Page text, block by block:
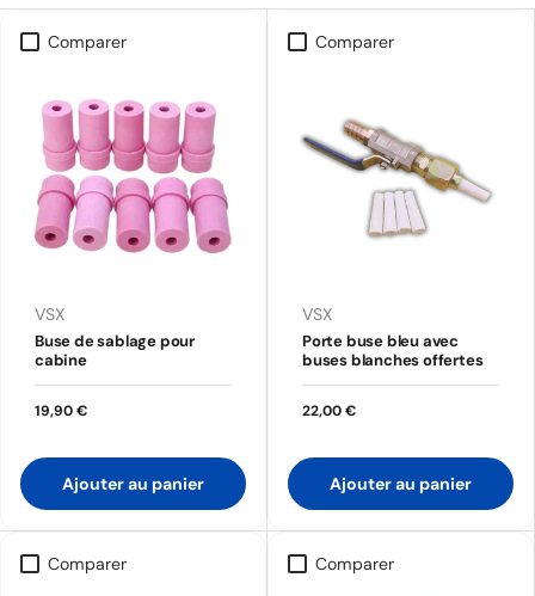
Comparer
VSX
Buse de sablage pour
cabine
19,90 €
Ajouter au panier
Comparer
VSX
Porte buse bleu avec
buses blanches offertes
22,00 €
Ajouter au panier
Comparer Comparer